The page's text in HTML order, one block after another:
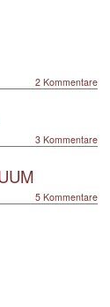
2 Kommentare
3 Kommentare
5 Kommentare